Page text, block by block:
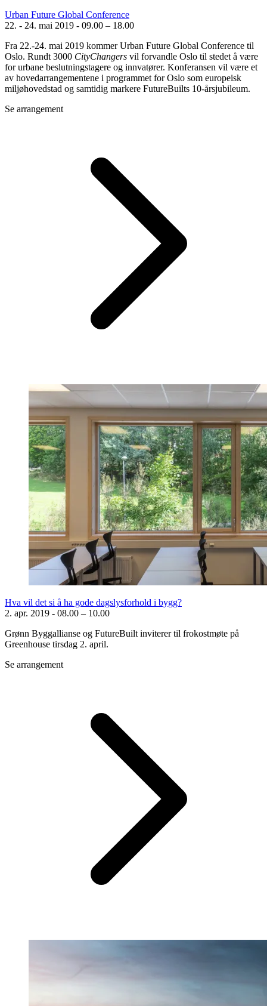
Urban Future Global Conference
22. - 24. mai 2019 - 09.00 – 18.00
Fra 22.-24. mai 2019 kommer Urban Future Global Conference til
Oslo. Rundt 3000 CityChangers vil forvandle Oslo til stedet å være
for urbane beslutningstagere og innvatører. Konferansen vil være et
av hovedarrangementene i programmet for Oslo som europeisk
miljøhovedstad og samtidig markere FutureBuilts 10-årsjubileum.
Se arrangement
Hva vil det si å ha gode dagslysforhold i bygg?
2. apr. 2019 - 08.00 – 10.00
Grønn Byggallianse og FutureBuilt inviterer til frokostmøte på
Greenhouse tirsdag 2. april.
Se arrangement